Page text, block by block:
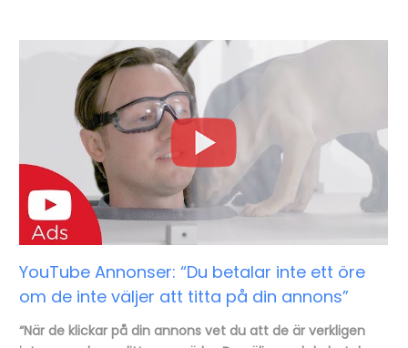
YouTube Annonser: “Du betalar inte ett öre
om de inte väljer att titta på din annons”
“När de klickar på din annons vet du att de är verkligen